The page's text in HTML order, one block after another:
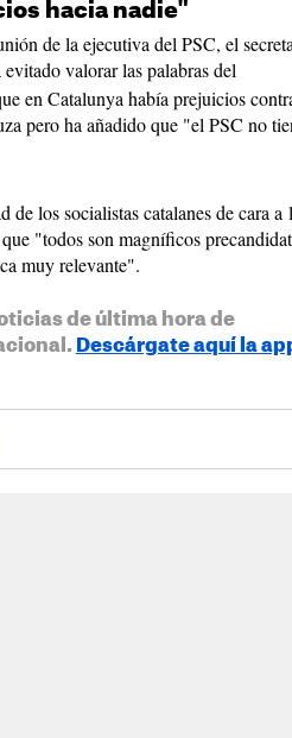
hacia nadie"
de la ejecutiva del PSC, el
evitado valorar las palabras del
en Catalunya había prejuicios
pero ha añadido que "el PSC no
los socialistas catalanes de cara a
"todos son magníficos
muy relevante".
de última hora de
Descárgate aquí la